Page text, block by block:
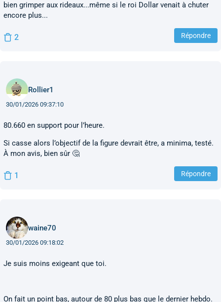
bien grimper aux rideaux...même si le roi Dollar venait à chuter
encore plus...
2 Répondre
Rollier1
30/01/2026 09:37:10
80.660 en support pour l’heure.
Si casse alors l’objectif de la figure devrait être, a minima, testé.
À mon avis, bien sûr 🤔
1 Répondre
waine70
30/01/2026 09:18:02
Je suis moins exigeant que toi.
On fait un point bas, autour de 80 plus bas que le dernier hebdo.